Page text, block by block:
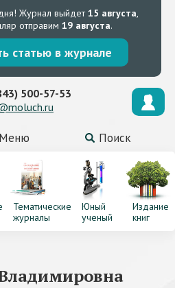
Журнал выйдет15 августа,
отправим 19 августа.
статью в журнале
Меню Поиск
500-57-53
Тематические
журналы
Юный
ученый
Издание
книг